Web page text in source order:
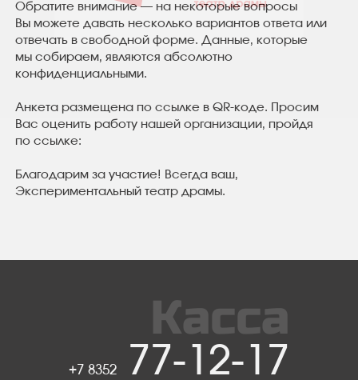
Обратите внимание — на некоторые вопросы
Вы можете давать несколько вариантов ответа или
отвечать в свободной форме. Данные, которые
мы собираем, являются абсолютно
конфиденциальными.
Анкета размещена по ссылке в QR-коде. Просим
Вас оценить работу нашей организации, пройдя
по ссылке:
Благодарим за участие! Всегда ваш,
Экспериментальный театр драмы.
Касса
+7 8352 77-12-17